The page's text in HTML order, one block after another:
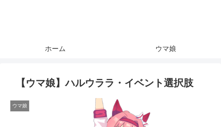
ホーム ウマ娘
【ウマ娘】ハルウララ・イベント選択肢
ウマ娘